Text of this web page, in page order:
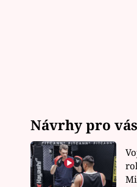
Návrhy pro vás